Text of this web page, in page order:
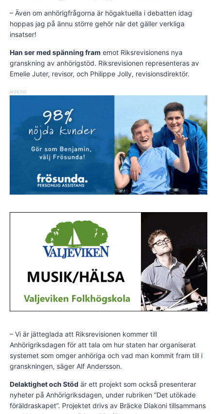
– Även om anhörigfrågorna är högaktuella i debatten idag
hoppas jag på ännu större gehör när det gäller verkliga
insatser!
Han ser med spänning fram emot Riksrevisionens nya
granskning av anhörigstöd. Riksrevisionen representeras av
Emelie Juter, revisor, och Philippe Jolly, revisionsdirektör.
ANNONS
– Vi är jätteglada att Riksrevisionen kommer till
Anhörigriksdagen för att tala om hur staten har organiserat
systemet som omger anhöriga och vad man kommit fram till i
granskningen, säger Alf Andersson.
Delaktighet och Stöd är ett projekt som också presenterar
nyheter på Anhörigriksdagen, under rubriken ”Det utökade
föräldraskapet”. Projektet drivs av Bräcke Diakoni tillsammans